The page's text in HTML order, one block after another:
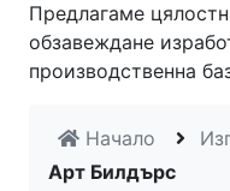
Предлагаме
обзавеждане
производственна
Начало
Арт Билдърс